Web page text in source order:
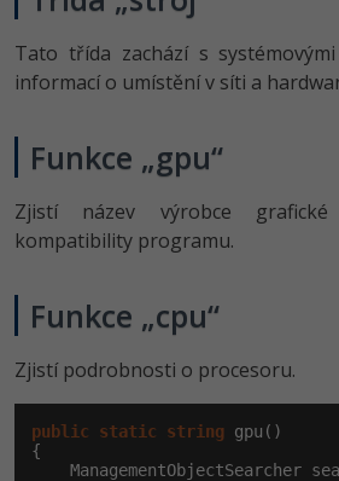
Tato třída zachází s
informací o umístění v síti a
Funkce „gpu“
Zjistí název výrobce
kompatibility programu.
Funkce „cpu“
Zjistí podrobnosti o procesoru.
public static string gpu()
{
ManagementObjectSearcher